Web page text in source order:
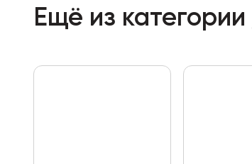
Ещё из категории